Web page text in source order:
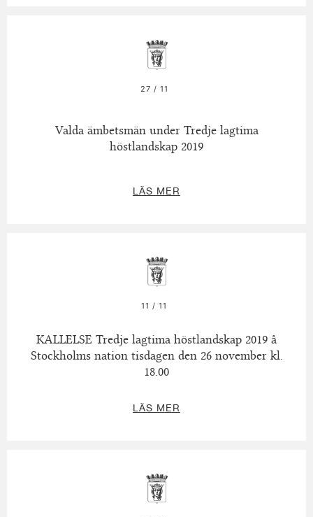
27 / 11
Valda ämbetsmän under Tredje lagtima
höstlandskap 2019
LÄS MER
11 / 11
KALLELSE Tredje lagtima höstlandskap 2019 å
Stockholms nation tisdagen den 26 november kl.
18.00
LÄS MER